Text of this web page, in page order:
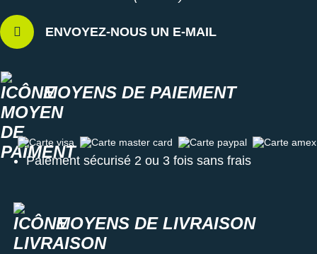
ENVOYEZ-NOUS UN E-MAIL
MOYENS DE PAIEMENT
Carte visa Carte master card Carte paypal Carte amex
Paiement sécurisé 2 ou 3 fois sans frais
MOYENS DE LIVRAISON